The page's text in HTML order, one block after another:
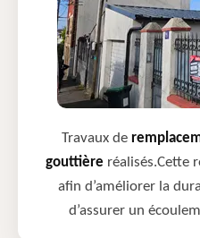
Travaux de
gouttière réalisés.Cette
afin d’améliorer la
d’assurer un